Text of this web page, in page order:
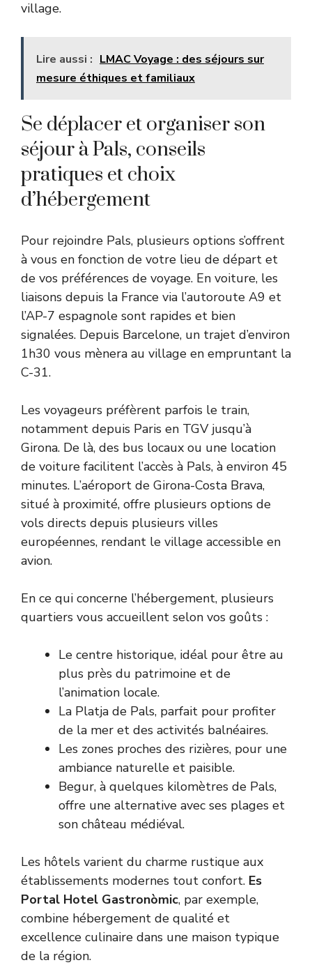
village.
Lire aussi : LMAC Voyage : des séjours sur
mesure éthiques et familiaux
Se déplacer et organiser son
séjour à Pals, conseils
pratiques et choix
d’hébergement
Pour rejoindre Pals, plusieurs options s’offrent
à vous en fonction de votre lieu de départ et
de vos préférences de voyage. En voiture, les
liaisons depuis la France via l’autoroute A9 et
l’AP-7 espagnole sont rapides et bien
signalées. Depuis Barcelone, un trajet d’environ
1h30 vous mènera au village en empruntant la
C-31.
Les voyageurs préfèrent parfois le train,
notamment depuis Paris en TGV jusqu’à
Girona. De là, des bus locaux ou une location
de voiture facilitent l’accès à Pals, à environ 45
minutes. L’aéroport de Girona-Costa Brava,
situé à proximité, offre plusieurs options de
vols directs depuis plusieurs villes
européennes, rendant le village accessible en
avion.
En ce qui concerne l’hébergement, plusieurs
quartiers vous accueillent selon vos goûts :
Le centre historique, idéal pour être au
plus près du patrimoine et de
l’animation locale.
La Platja de Pals, parfait pour profiter
de la mer et des activités balnéaires.
Les zones proches des rizières, pour une
ambiance naturelle et paisible.
Begur, à quelques kilomètres de Pals,
offre une alternative avec ses plages et
son château médiéval.
Les hôtels varient du charme rustique aux
établissements modernes tout confort. Es
Portal Hotel Gastronòmic, par exemple,
combine hébergement de qualité et
excellence culinaire dans une maison typique
de la région.